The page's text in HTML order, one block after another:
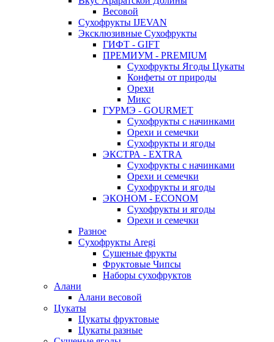
Весовой
Сухофрукты IJEVAN
Эксклюзивные Сухофрукты
ГИФТ - GIFT
ПРЕМИУМ - PREMIUM
Сухофрукты Ягоды Цукаты
Конфеты от природы
Орехи
Микс
ГУРМЭ - GOURMET
Сухофрукты с начинками
Орехи и семечки
Сухофрукты и ягоды
ЭКСТРА - EXTRA
Сухофрукты с начинками
Орехи и семечки
Сухофрукты и ягоды
ЭКОНОМ - ECONOM
Сухофрукты и ягоды
Орехи и семечки
Разное
Сухофрукты Aregi
Сушеные фрукты
Фруктовые Чипсы
Наборы сухофруктов
Алани
Алани весовой
Цукаты
Цукаты фруктовые
Цукаты разные